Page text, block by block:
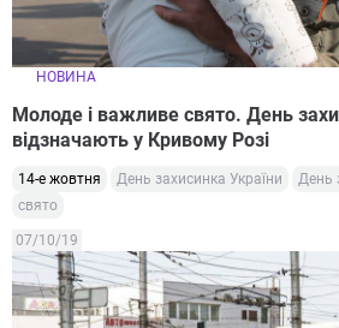
НОВИНА
Молоде і важливе свято. День
відзначають у Кривому Розі
14-е жовтня День захисинка України
День
свято
07/10/19